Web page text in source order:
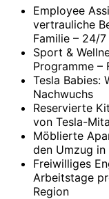
Employee
vertrauliche
Familie – 24/
Sport &
Programme –
Tesla Babies:
Nachwuchs
Reservierte
von Tesla-
Möblierte
den Umzug in
Freiwilliges
Arbeitstage
Region